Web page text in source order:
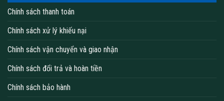
Chính sách thanh toán
Chính sách xử lý khiếu nại
Chính sách vận chuyển và giao nhận
Chính sách đổi trả và hoàn tiền
Chính sách bảo hành